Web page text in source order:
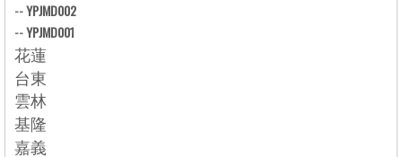
--YPJMD002
--YPJMD001
花蓮
台東
雲林
基隆
嘉義